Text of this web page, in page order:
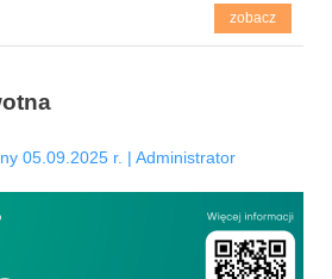
zobacz
05.09.2025 r. | Administrator